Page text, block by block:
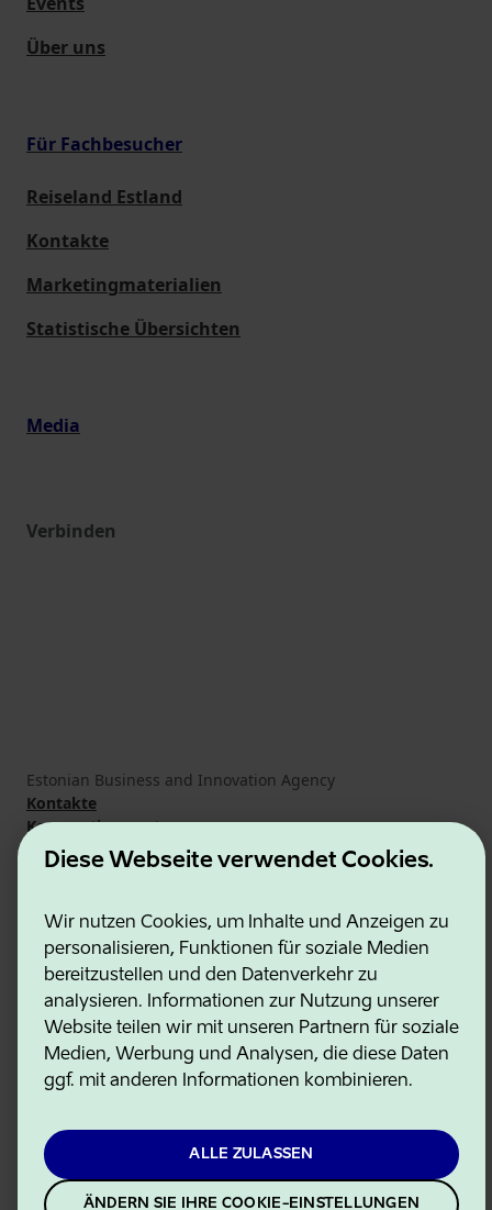
Diese Webseite verwendet Cookies.
Wir nutzen Cookies, um Inhalte und Anzeigen zu
personalisieren, Funktionen für soziale Medien
bereitzustellen und den Datenverkehr zu
analysieren. Informationen zur Nutzung unserer
Website teilen wir mit unseren Partnern für soziale
Medien, Werbung und Analysen, die diese Daten
ggf. mit anderen Informationen kombinieren.
ALLE ZULASSEN
ÄNDERN SIE IHRE COOKIE-EINSTELLUNGEN
Über uns
Für Fachbesucher
Reiseland Estland
Kontakte
Marketingmaterialien
Statistische Übersichten
Media
Verbinden
Estonian Business and Innovation Agency
Kontakte
Kooperationspartner
Nutzungsbedingungen
Cookie- und Datenschutzrichtlinie